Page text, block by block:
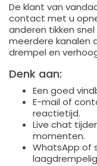
De klant van
contact met u
anderen tikken
meerdere kanalen
drempel en
Denk aan:
Een goed
E-mail of
reactietijd.
Live chat
momenten.
WhatsApp of